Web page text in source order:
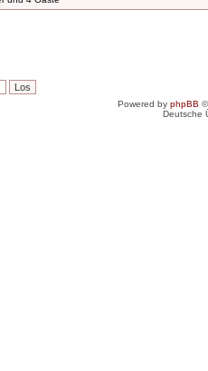
Powered by phpBB
Deutsche